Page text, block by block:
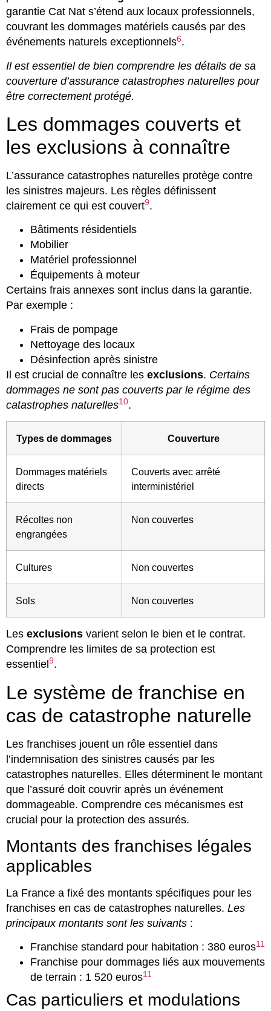
garantie Cat Nat s’étend aux locaux professionnels,
couvrant les dommages matériels causés par des
événements naturels exceptionnels6.
Il est essentiel de bien comprendre les détails de sa
couverture d’assurance catastrophes naturelles pour
être correctement protégé.
Les dommages couverts et
les exclusions à connaître
L’assurance catastrophes naturelles protège contre
les sinistres majeurs. Les règles définissent
clairement ce qui est couvert9.
Bâtiments résidentiels
Mobilier
Matériel professionnel
Équipements à moteur
Certains frais annexes sont inclus dans la garantie.
Par exemple :
Frais de pompage
Nettoyage des locaux
Désinfection après sinistre
Il est crucial de connaître les exclusions. Certains
dommages ne sont pas couverts par le régime des
catastrophes naturelles10.
Types de dommages Couverture
Dommages matériels
directs
Couverts avec arrêté
interministériel
Récoltes non
engrangées
Non couvertes
Cultures Non couvertes
Sols Non couvertes
Les exclusions varient selon le bien et le contrat.
Comprendre les limites de sa protection est
essentiel 9.
Le système de franchise en
cas de catastrophe naturelle
Les franchises jouent un rôle essentiel dans
l’indemnisation des sinistres causés par les
catastrophes naturelles. Elles déterminent le montant
que l’assuré doit couvrir après un événement
dommageable. Comprendre ces mécanismes est
crucial pour la protection des assurés.
Montants des franchises légales
applicables
La France a fixé des montants spécifiques pour les
franchises en cas de catastrophes naturelles. Les
principaux montants sont les suivants :
Franchise standard pour habitation : 380 euros11
Franchise pour dommages liés aux mouvements
de terrain : 1 520 euros11
Cas particuliers et modulations